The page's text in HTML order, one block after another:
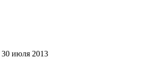
30 июля 2013